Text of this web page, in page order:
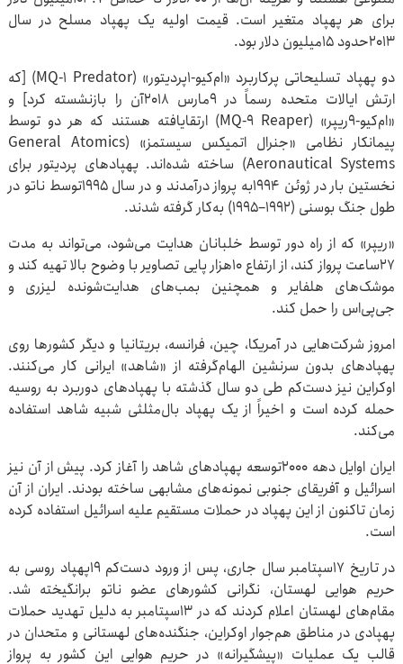
برای هر پهپاد متغیر است. قیمت اولیه یک پهپاد مسلح در سال
۲۰۱۳حدود ۱۵میلیون دلار بود.
دو پهپاد تسلیحاتی پرکاربرد «ام‌کیو-۱پردیتور» (MQ-۱ Predator) [که
ارتش ایالات متحده رسماً در ۹مارس ۲۰۱۸آن را بازنشسته کرد] و
«ام‌کیو-۹ریپر» (MQ-۹ Reaper) ارتقایافته هستند که هر دو توسط
پیمانکار نظامی «جنرال اتمیکس سیستمز» (General Atomics
Aeronautical Systems) ساخته شده‌اند. پهپادهای پردیتور برای
نخستین بار در ژوئن ۱۹۹۴به پرواز درآمدند و در سال ۱۹۹۵توسط ناتو در
طول جنگ بوسنی (۱۹۹۲–۱۹۹۵) به‌کار گرفته شدند.
«ریپر» که از راه دور توسط خلبانان هدایت می‌شود، می‌تواند به مدت
۲۷ساعت پرواز کند، از ارتفاع ۱۰هزار پایی تصاویر با وضوح بالا تهیه کند و
موشک‌های هلفایر و همچنین بمب‌های هدایت‌شونده لیزری و
جی‌پی‌اس را حمل کند.
امروز شرکت‌هایی در آمریکا، چین، فرانسه، بریتانیا و دیگر کشورها روی
پهپادهای بدون سرنشین الهام‌گرفته از «شاهد» ایرانی کار می‌کنند.
اوکراین نیز دست‌کم طی دو سال گذشته با پهپادهای دوربرد به روسیه
حمله کرده است و اخیراً از یک پهپاد بال‌مثلثی شبیه شاهد استفاده
می‌کند.
ایران اوایل دهه ۲۰۰۰توسعه پهپادهای شاهد را آغاز کرد. پیش از آن نیز
اسرائیل و آفریقای جنوبی نمونه‌های مشابهی ساخته بودند. ایران از آن
زمان تاکنون از این پهپاد در حملات مستقیم علیه اسرائیل استفاده کرده
است.
در تاریخ ۱۷سپتامبر سال جاری، پس از ورود دست‌کم ۱۹پهپاد روسی به
حریم هوایی لهستان، نگرانی کشورهای عضو ناتو برانگیخته شد.
مقام‌های لهستان اعلام کردند که در ۱۳سپتامبر به دلیل تهدید حملات
پهپادی در مناطق هم‌جوار اوکراین، جنگنده‌های لهستانی و متحدان در
قالب یک عملیات «پیشگیرانه» در حریم هوایی این کشور به پرواز